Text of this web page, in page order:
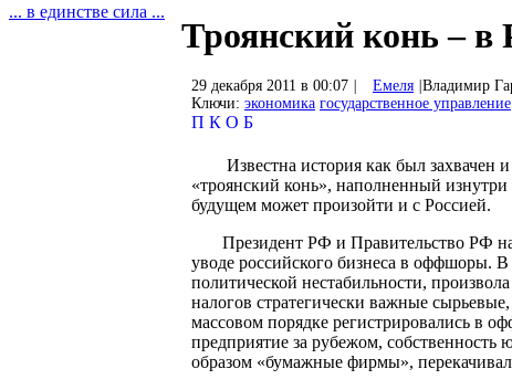
... в единстве сила ...
Троянский конь – в
29 декабря 2011 в 00:07 Емеля Владимир
Ключи: экономика государственное управление
П К О Б
Известна история как был захвачен и
«троянский конь», наполненный
будущем может произойти и с Россией.
Президент РФ и Правительство РФ
уводе российского бизнеса в оффшоры. В
политической нестабильности,
налогов стратегически важные
массовом порядке регистрировались в
предприятие за рубежом, собственность
образом «бумажные фирмы»,